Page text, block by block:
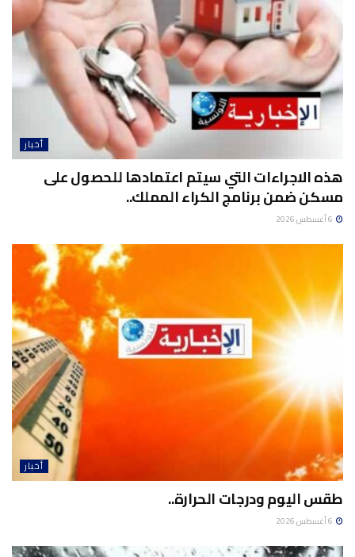
أخبار
هذه الاجراءات التي سيتم اعتمادها للحصول على
مسكن ضمن برنامج الكراء المملك..
أخبار
طقس اليوم ودرجات الحرارة..